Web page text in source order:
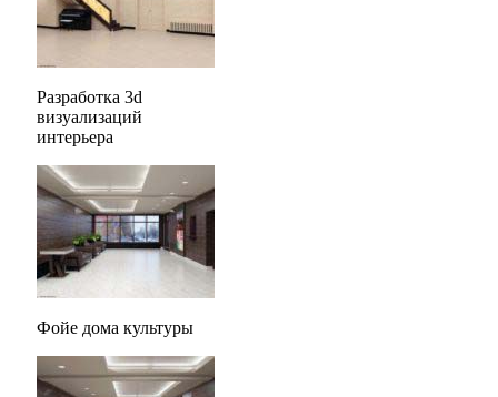
Разработка 3d
визуализаций
интерьера
Фойе дома культуры